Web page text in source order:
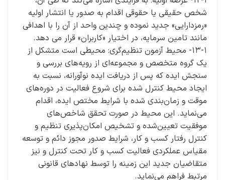
شخص حقیقی یا حقوقی اقدام به صدور یا انتشار اولیه
«رمزدارایی» جدید نموده و چندین واحد از آن را با اهدافی
مانند تامین سرمایه، در اختیار «کاربران» قرار می ­دهد.
۱۳-۱- محیط آزمون تنظیم‌گری: محیطی است متشکل از
یک گروه متخصص و مجموعه‌ای از رویه‌های بررسی و
سنجش ایده که پس از دریافت ایده نوآورانه، نسبت به
ایجاد محیط کنترل شده برای شروع فعالیت در دوره‌های
موقت و زمان‌بندی شده با شرایط مختص ایده، اقدام
می‌نماید. این محیط در صورت تحقق شاخص‌های
موفقیت تعیین‌شده و تشخیص امکان‌پذیری تنظیم و
کنترل رفتار کسب و کار، شرایط صدور مجوز دائم و توسعه
مقیاس عملکردی فعالیت کسب و کار تحت کنترل و نیز
متقاضیان جدید این زمینه را توسط نهادهای قانونی
مرتبط فراهم می‌نماید.